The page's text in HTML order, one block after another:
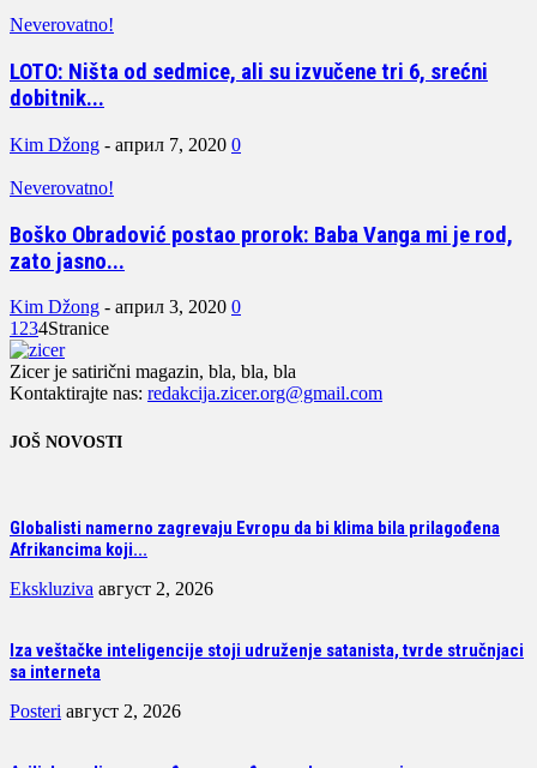
Neverovatno!
LOTO: Ništa od sedmice, ali su izvučene tri 6, srećni
dobitnik...
Kim Džong - април 7, 2020 0
Neverovatno!
Boško Obradović postao prorok: Baba Vanga mi je rod,
zato jasno...
Kim Džong - април 3, 2020 0
1 234Stranice
Zicer je satirični magazin, bla, bla, bla
Kontaktirajte nas: redakcija.zicer.org@gmail.com
JOŠ NOVOSTI
Globalisti namerno zagrevaju Evropu da bi klima bila prilagođena
Afrikancima koji...
Ekskluziva август 2, 2026
Iza veštačke inteligencije stoji udruženje satanista, tvrde stručnjaci
sa interneta
Posteri август 2, 2026